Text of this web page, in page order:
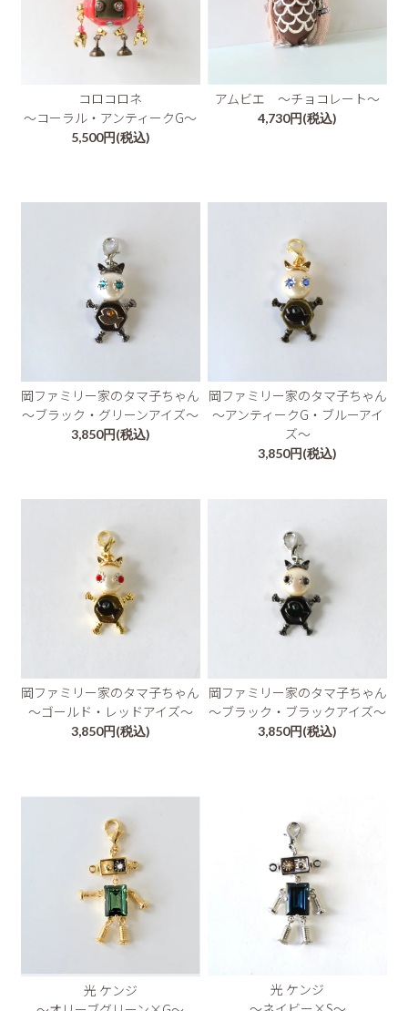
コロコロネ
～コーラル・アンティークG～
5,500円(税込)
アムビエ ～チョコレート～
4,730円(税込)
岡ファミリー家のタマ子ちゃん
～ブラック・グリーンアイズ～
3,850円(税込)
岡ファミリー家のタマ子ちゃん
～アンティークG・ブルーアイ
ズ～
3,850円(税込)
岡ファミリー家のタマ子ちゃん
～ゴールド・レッドアイズ～
3,850円(税込)
岡ファミリー家のタマ子ちゃん
～ブラック・ブラックアイズ～
3,850円(税込)
光 ケンジ
光 ケンジ